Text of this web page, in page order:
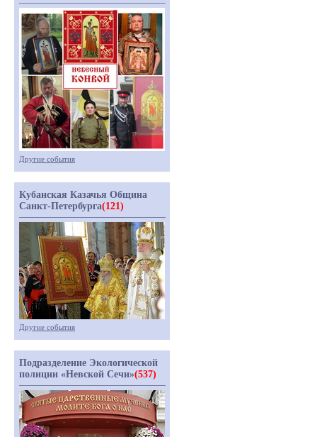
Другие события
Кубанская Казачья Община
Санкт-Петербурга(121)
Другие события
Подразделение Экологической
полиции «Невской Сечи»(537)